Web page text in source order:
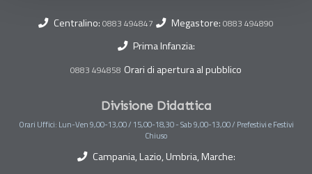
Centralino: 0883 494847 Megastore: 0883 494890
Prima Infanzia:
0883 494858 Orari di apertura al pubblico
Divisione Didattica
Orari Uffici: Lun-Ven 9,00-13,00 / 15,00-18,30 - Sab 9,00-13,00 / Prefestivi e Festivi
Chiuso
Campania, Lazio, Umbria, Marche: